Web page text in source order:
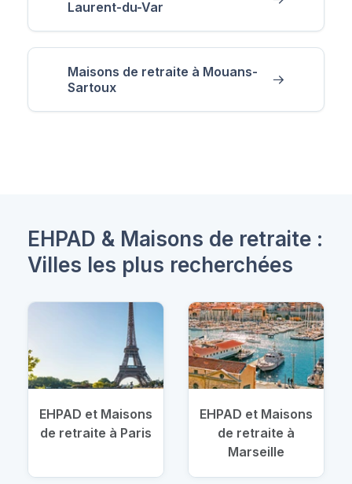
Laurent-du-Var
Maisons de retraite à Mouans-
Sartoux
EHPAD & Maisons de retraite :
Villes les plus recherchées
EHPAD et Maisons
de retraite à Paris
EHPAD et Maisons
de retraite à
Marseille